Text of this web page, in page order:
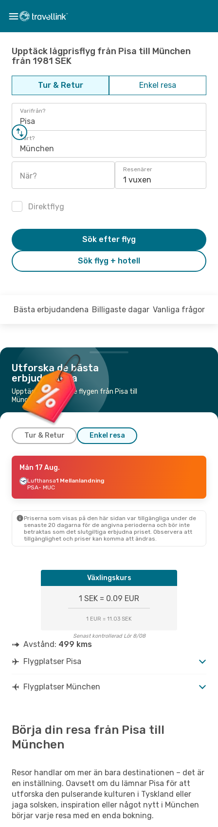
Upptäck lågprisflyg från Pisa till München
från 1981 SEK
Tur & Retur Enkel resa
Varifrån?
Pisa
Vart?
München
När?
Resenärer
1 vuxen
Direktflyg
Sök flyg + hotell
Sök efter flyg
Bästa erbjudandena Billigaste dagar Vanliga frågor
Utforska de bästa
erbjudandena
Upptäck de billigaste flygen från Pisa till
München
Tur & Retur Enkel resa
Tors 10 Sep.
Lufthansa1 Mellanlandning
PSA- MUC
MUC- PSA
Mån 17 Aug.
Lufthansa1 Mellanlandning
PSA- MUC
Priserna som visas på den här sidan var tillgängliga under de
senaste 20 dagarna för de angivna perioderna och bör inte
betraktas som det slutgiltiga erbjudna priset. Observera att
tillgänglighet och priser kan komma att ändras.
Växlingskurs
1 SEK = 0.09 EUR
1 EUR = 11.03 SEK
Senast kontrollerad Lör 8/08
Avstånd: 499 kms
Flygplatser Pisa
Flygplatser München
Börja din resa från Pisa till
München
Resor handlar om mer än bara destinationen – det är
en inställning. Oavsett om du lämnar Pisa för att
utforska den pulserande kulturen i Tyskland eller
jaga solsken, inspiration eller något nytt i München
börjar varje resa med en enda bokning.